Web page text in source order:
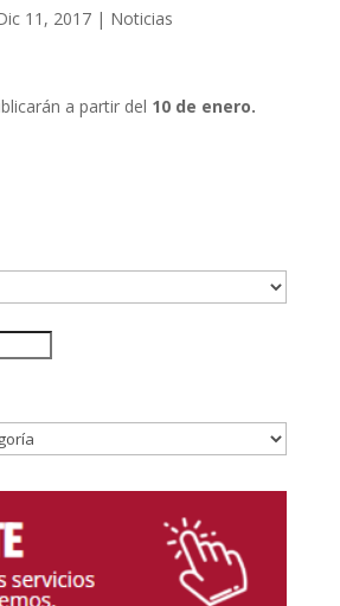
11, 2017| Noticias
a partir del 10 de enero.